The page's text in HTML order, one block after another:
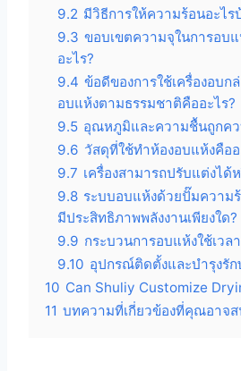
9.2 มีวิธีการให้ความร้อนอะไร
9.3 ขอบเขตความจุในการอบแ
อะไร?
9.4 ข้อดีของการใช้เครื่องอบก
อบแห้งตามธรรมชาติคืออะไร?
9.5 อุณหภูมิและความชื้นถูกคว
9.6 วัสดุที่ใช้ทำห้องอบแห้งคืออ
9.7 เครื่องสามารถปรับแต่งได้
9.8 ระบบอบแห้งด้วยปั๊มความ
มีประสิทธิภาพพลังงานเพียงใด?
9.9 กระบวนการอบแห้งใช้เวล
9.10 อุปกรณ์ติดตั้งและบำรุงรัก
10 Can Shuliy Customize
11 บทความที่เกี่ยวข้องที่คุณอาจส